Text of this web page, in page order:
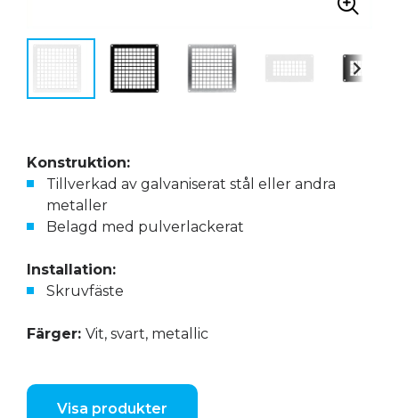
Konstruktion:
Tillverkad av galvaniserat stål eller andra
metaller
Belagd med pulverlackerat
Installation:
Skruvfäste
Färger: Vit, svart, metallic
Visa produkter